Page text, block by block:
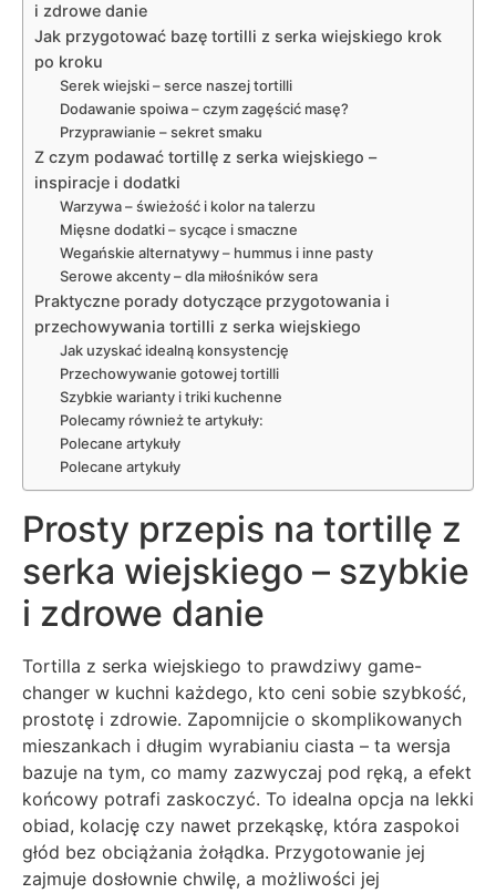
i zdrowe danie
Jak przygotować bazę tortilli z serka wiejskiego krok
po kroku
Serek wiejski – serce naszej tortilli
Dodawanie spoiwa – czym zagęścić masę?
Przyprawianie – sekret smaku
Z czym podawać tortillę z serka wiejskiego –
inspiracje i dodatki
Warzywa – świeżość i kolor na talerzu
Mięsne dodatki – sycące i smaczne
Wegańskie alternatywy – hummus i inne pasty
Serowe akcenty – dla miłośników sera
Praktyczne porady dotyczące przygotowania i
przechowywania tortilli z serka wiejskiego
Jak uzyskać idealną konsystencję
Przechowywanie gotowej tortilli
Szybkie warianty i triki kuchenne
Polecamy również te artykuły:
Polecane artykuły
Polecane artykuły
Prosty przepis na tortillę z
serka wiejskiego – szybkie
i zdrowe danie
Tortilla z serka wiejskiego to prawdziwy game-
changer w kuchni każdego, kto ceni sobie szybkość,
prostotę i zdrowie. Zapomnijcie o skomplikowanych
mieszankach i długim wyrabianiu ciasta – ta wersja
bazuje na tym, co mamy zazwyczaj pod ręką, a efekt
końcowy potrafi zaskoczyć. To idealna opcja na lekki
obiad, kolację czy nawet przekąskę, która zaspokoi
głód bez obciążania żołądka. Przygotowanie jej
zajmuje dosłownie chwilę, a możliwości jej